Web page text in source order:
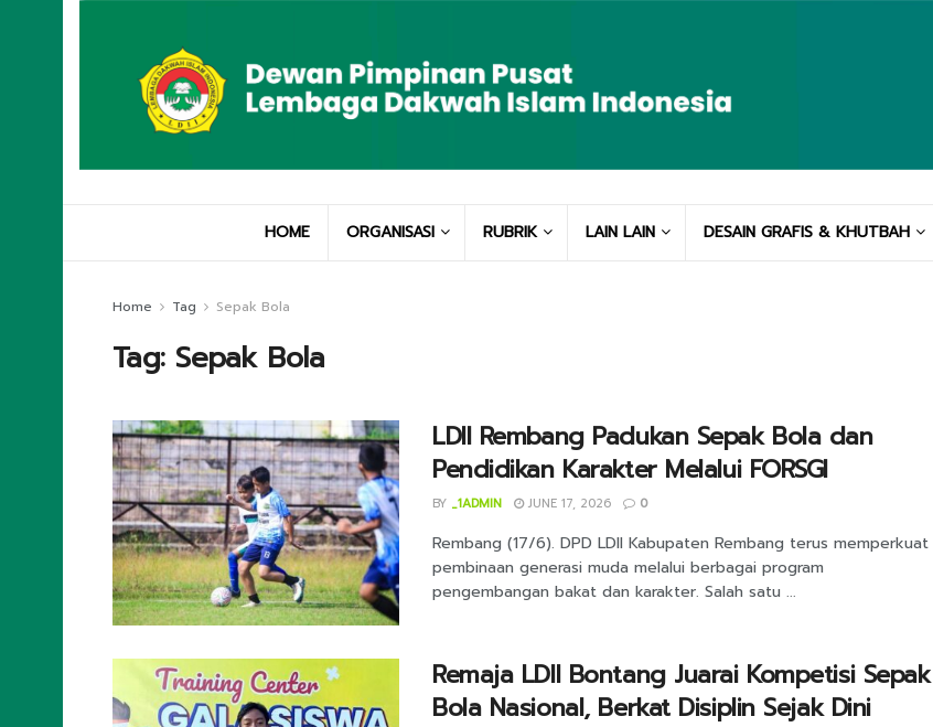
HOME ORGANISASI RUBRIK LAIN LAIN DESAIN GRAFIS & KHUTBAH
Home Tag Sepak Bola
Tag: Sepak Bola
LDII Rembang Padukan Sepak Bola dan
Pendidikan Karakter Melalui FORSGI
BY _1ADMIN JUNE 17, 2026 0
Rembang (17/6). DPD LDII Kabupaten Rembang terus memperkuat
pembinaan generasi muda melalui berbagai program
pengembangan bakat dan karakter. Salah satu ...
Remaja LDII Bontang Juarai Kompetisi Sepak
Bola Nasional, Berkat Disiplin Sejak Dini